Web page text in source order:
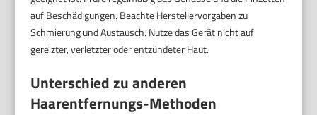
auf Beschädigungen. Beachte Herstellervorgaben zu
Schmierung und Austausch. Nutze das Gerät nicht auf
gereizter, verletzter oder entzündeter Haut.
Unterschied zu anderen
Haarentfernungs-Methoden